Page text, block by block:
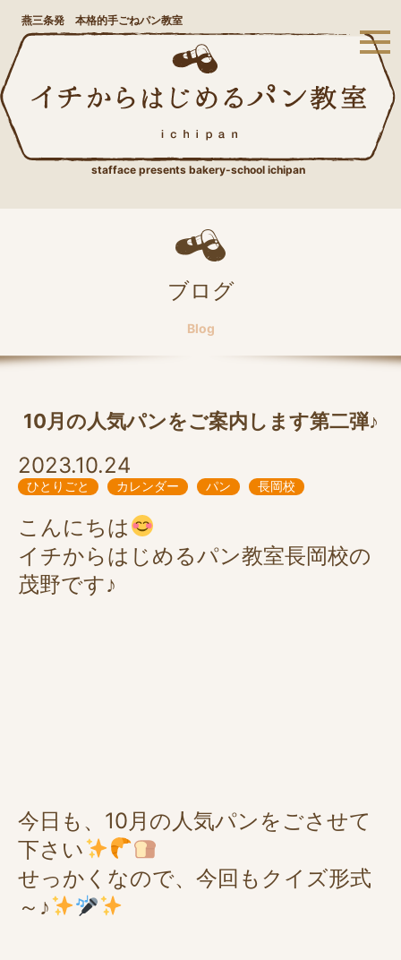
燕三条発 本格的手ごねパン教室
stafface presents bakery-school ichipan
ブログ
Blog
10月の人気パンをご案内します第二弾♪
2023.10.24
ひとりごと カレンダー パン 長岡校
こんにちは
イチからはじめるパン教室長岡校の
茂野です♪
今日も、10月の人気パンをごさせて
下さい
せっかくなので、今回もクイズ形式
～♪